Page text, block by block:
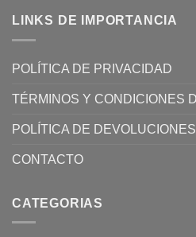
LINKS DE IMPORTANCIA
POLÍTICA DE PRIVACIDAD
TÉRMINOS Y CONDICIONES
POLÍTICA DE
CONTACTO
CATEGORIAS